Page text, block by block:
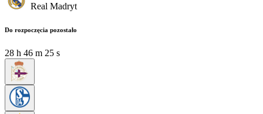
Real Madryt
Do rozpoczęcia pozostało
28 h 46 m 23 s